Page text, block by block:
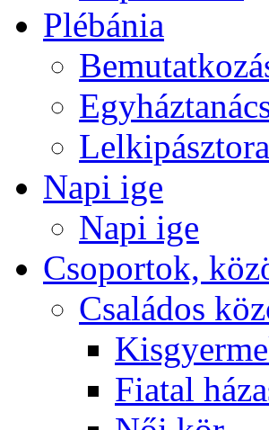
Plébánia
Napi ige
Napi ige
Csoportok,
Családos
Fiatal